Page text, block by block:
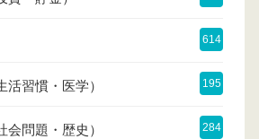
614
習慣・医学） 195
問題・歴史） 284